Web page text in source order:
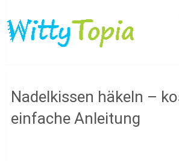
Nadelkissen häkeln –
einfache Anleitung